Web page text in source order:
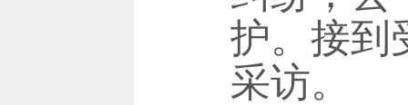
护。接到
采访。